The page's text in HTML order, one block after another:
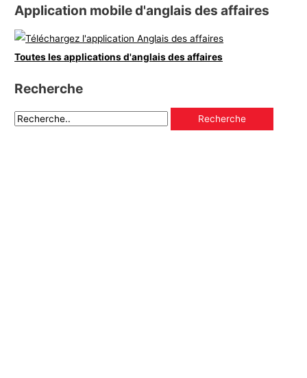
Application mobile d'anglais des affaires
Toutes les applications d'anglais des affaires
Recherche